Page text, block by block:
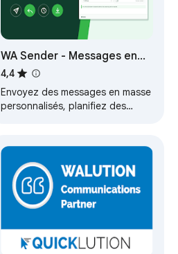
WA Sender - Messages en
masse et automatisation
4,4
Envoyez des messages en masse
personnalisés, planifiez des
WhatsApp Web.